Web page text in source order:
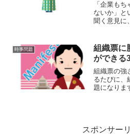
「企業も
ないか」と
聞く意見に
に、私たち
うに、企業
時事問題
組織票に
ができる
組織票の強
るたびに、
題になりま
スポンサー